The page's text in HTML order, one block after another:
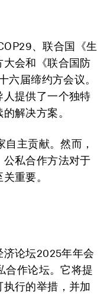
、联合国《生
会和《联合国防
六届缔约方会议。
提供了一个独特
解决方案。
主贡献。然而，
私合作方法对于
重要。
济论坛2025年年会
合作论坛。它将提
行的举措，并加